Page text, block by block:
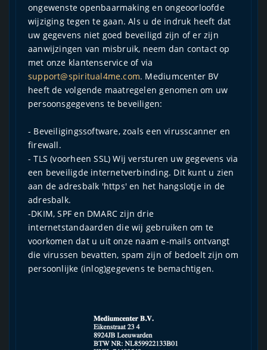
ongewenste openbaarmaking en ongeoorloofde
wijziging tegen te gaan. Als u de indruk heeft dat
uw gegevens niet goed beveiligd zijn of er zijn
aanwijzingen van misbruik, neem dan contact op
met onze klantenservice of via
support@spiritual4me.com. Mediumcenter BV
heeft de volgende maatregelen genomen om uw
persoonsgegevens te beveiligen:
- Beveiligingssoftware, zoals een virusscanner en
firewall.
- TLS (voorheen SSL) Wij versturen uw gegevens via
een beveiligde internetverbinding. Dit kunt u zien
aan de adresbalk 'https' en het hangslotje in de
adresbalk.
-DKIM, SPF en DMARC zijn drie
internetstandaarden die wij gebruiken om te
voorkomen dat u uit onze naam e-mails ontvangt
die virussen bevatten, spam zijn of bedoelt zijn om
persoonlijke (inlog)gegevens te bemachtigen.